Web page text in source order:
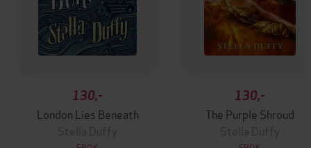
130,-
London Lies Beneath
Stella Duffy
130,-
The Purple Shroud
Stella Duffy